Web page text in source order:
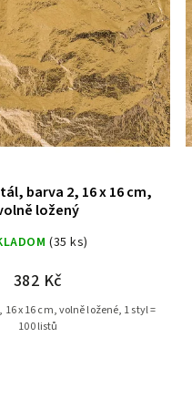
barva 2, 16 x 16 cm,
ložený
(35 ks)
382 Kč
16 x 16 cm, volně ložené, 1 styl =
100 listů